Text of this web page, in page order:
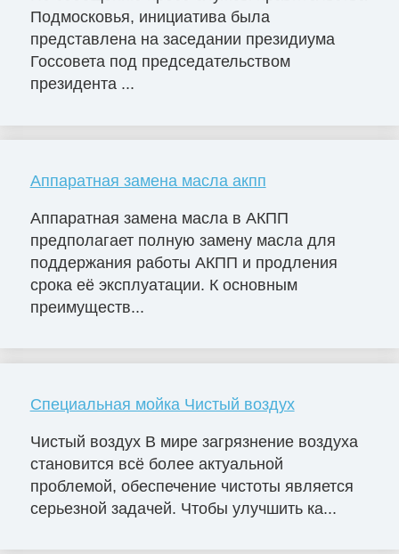
Подмосковья, инициатива была
представлена на заседании президиума
Госсовета под председательством
президента ...
Аппаратная замена масла акпп
Аппаратная замена масла в АКПП
предполагает полную замену масла для
поддержания работы АКПП и продления
срока её эксплуатации. К основным
преимуществ...
Специальная мойка Чистый воздух
Чистый воздух В мире загрязнение воздуха
становится всё более актуальной
проблемой, обеспечение чистоты является
серьезной задачей. Чтобы улучшить ка...